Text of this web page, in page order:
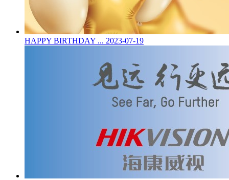
HAPPY BIRTHDAY ... 2023-07-19